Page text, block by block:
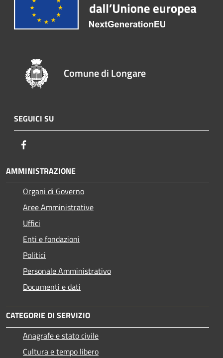
Comune di Longare
SEGUICI SU
AMMINISTRAZIONE
Organi di Governo
Aree Amministrative
Uffici
Enti e fondazioni
Politici
Personale Amministrativo
Documenti e dati
CATEGORIE DI SERVIZIO
Anagrafe e stato civile
Cultura e tempo libero